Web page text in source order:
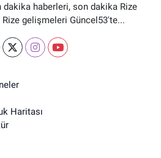
haberleri, son dakika Rize
gelişmeleri Güncel53'te...
Haritası